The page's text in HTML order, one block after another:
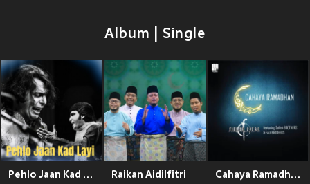
Album | Single
Pehlo Jaan Kad Layi Raikan Aidilfitri Cahaya Ramadhan